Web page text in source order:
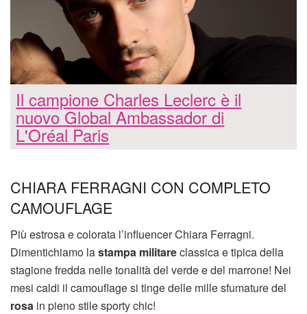
Il campione Charles Leclerc è il
nuovo Global Ambassador di
L'Oréal Paris
CHIARA FERRAGNI CON COMPLETO
CAMOUFLAGE
Più estrosa e colorata l’influencer Chiara Ferragni.
Dimentichiamo lastampa militareclassica e tipica della
stagione fredda nelle tonalità del verde e del marrone! Nei
mesi caldi il camouflage si tinge delle mille sfumature del
rosa in pieno stile sporty chic!